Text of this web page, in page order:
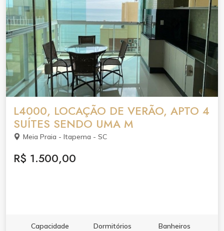
L4000, LOCAÇÃO DE VERÃO, APTO 4
SUÍTES SENDO UMA M
Meia Praia - Itapema - SC
R$ 1.500,00
Capacidade
Dormitórios
Banheiros